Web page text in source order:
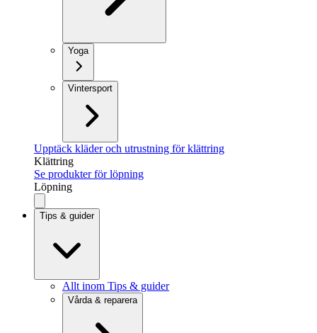
Yoga
Vintersport
Upptäck kläder och utrustning för klättring
Klättring
Se produkter för löpning
Löpning
Tips & guider
Allt inom Tips & guider
Vårda & reparera